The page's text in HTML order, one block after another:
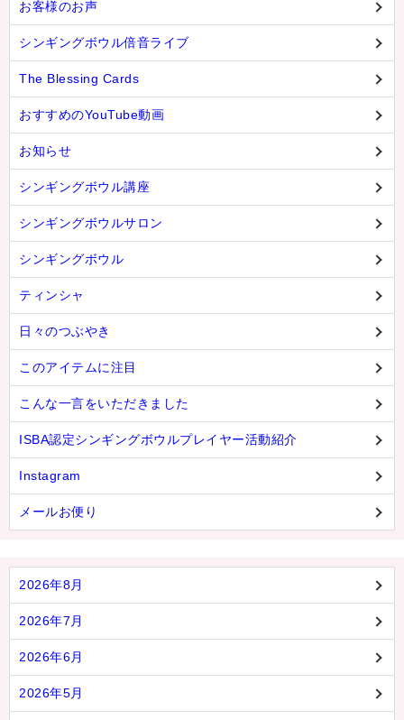
お客様のお声
シンギングボウル倍音ライブ
The Blessing Cards
おすすめのYouTube動画
お知らせ
シンギングボウル講座
シンギングボウルサロン
シンギングボウル
ティンシャ
日々のつぶやき
このアイテムに注目
こんな一言をいただきました
ISBA認定シンギングボウルプレイヤー活動紹介
Instagram
メールお便り
2026年8月
2026年7月
2026年6月
2026年5月